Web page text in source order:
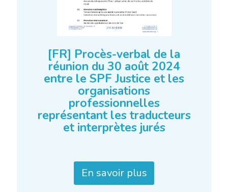
[FR] Procès-verbal de la
réunion du 30 août 2024
entre le SPF Justice et les
organisations
professionnelles
représentant les traducteurs
et interprètes jurés
En savoir plus